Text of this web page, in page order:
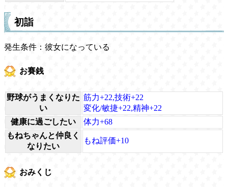
初詣
発生条件：彼女になっている
お賽銭
野球がうまくなりた
い
筋力+22,技術+22
変化/敏捷+22,精神+22
健康に過ごしたい
体力+68
もねちゃんと仲良く
なりたい
もね評価+10
おみくじ